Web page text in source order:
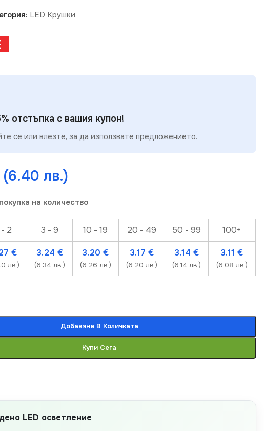
LED Крушки
отстъпка с вашия купон!
се или влезте, за да използвате предложението.
(6.40 лв.)
на количество
- 2 3 - 9 10 - 19 20 - 49 50 - 99 100+
€
лв.)
3.24 €
(6.34 лв.)
3.20€
(6.26 лв.)
3.17 €
(6.20 лв.)
3.14 €
(6.14 лв.)
3.11€
(6.08 лв.)
Добавяне В Количката
Купи Сега
LED осветление